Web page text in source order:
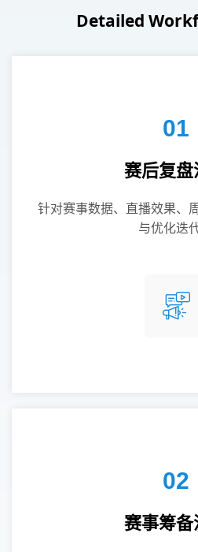
Detailed
01
赛后复
针对赛事数据、直播效果、
与优化迭代
02
赛事筹